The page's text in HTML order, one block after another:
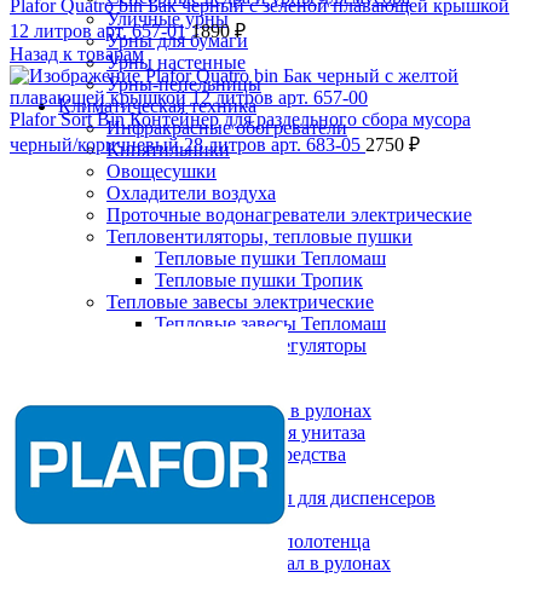
Уличные урны
Урны для бумаги
Урны настенные
Урны-пепельницы
Климатическая техника
Инфракрасные обогреватели
Кипятильники
Овощесушки
Охладители воздуха
Проточные водонагреватели электрические
Тепловентиляторы, тепловые пушки
Тепловые пушки Тепломаш
Тепловые пушки Тропик
Тепловые завесы электрические
Тепловые завесы Тепломаш
Электронные терморегуляторы
Бумажные полотенца в рулонах
Бумажные сиденья для унитаза
Дезинфицирующие средства
Жидкое мыло TORK
Картриджи и баллоны для диспенсеров
освежителя воздуха
Листовые бумажные полотенца
Протирочный материал в рулонах
Plafor Quatro bin Бак черный с зеленой плавающей крышкой
12 литров арт. 657-011890 ₽
Назад к товарам
Plafor Sort Bin Контейнер для раздельного сбора мусора
черный/коричневый 28 литров арт. 683-05 2750 ₽
Нажмите, чтобы увеличить